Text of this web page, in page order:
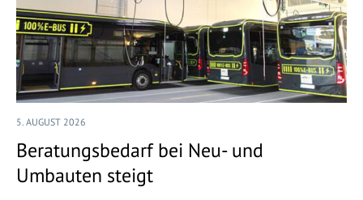
5. AUGUST 2026
Beratungsbedarf bei Neu- und
Umbauten steigt